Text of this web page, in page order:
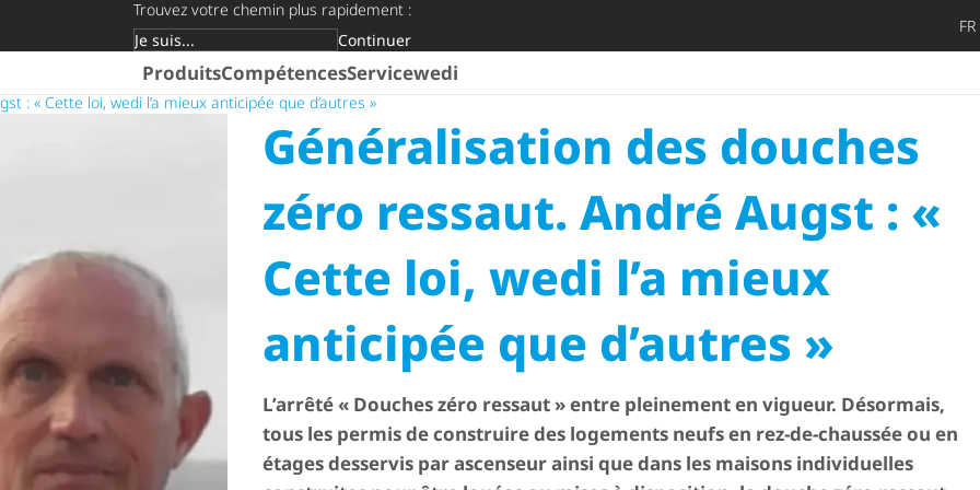
Trouvez votre chemin plus rapidement :
Groupe cible
Continuer
FR
ProduitsCompétencesServicewedi
: « Cette loi, wedi l’a mieux anticipée que d’autres »
Géné­ra­li­sa­tion des douches
zéro ressaut. André Augst : «
Cette loi, wedi l’a mieux
anticipée que d’autres »
L’arrêté « Douches zéro ressaut » entre pleinement en vigueur. Désormais,
tous les permis de construire des logements neufs en rez-de-chaussée ou en
étages desservis par ascenseur ainsi que dans les maisons individuelles